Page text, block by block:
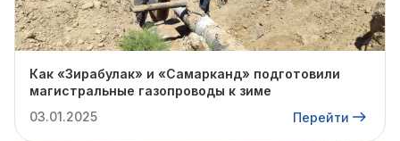
Как «Зирабулак» и «Самарканд» подготовили
магистральные газопроводы к зиме
03.01.2025
Перейти